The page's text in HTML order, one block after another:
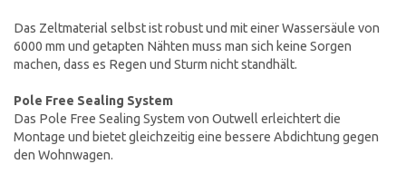
Das Zeltmaterial selbst ist robust und mit einer Wassersäule von
6000 mm und getapten Nähten muss man sich keine Sorgen
machen, dass es Regen und Sturm nicht standhält.
Pole Free Sealing System
Das Pole Free Sealing System von Outwell erleichtert die
Montage und bietet gleichzeitig eine bessere Abdichtung gegen
den Wohnwagen.